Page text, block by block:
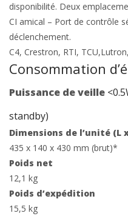
disponibilité. Deux
CI amical – Port de contrôle
déclenchement.
C4, Crestron, RTI,
Consommation
Puissance de veille
standby)
Dimensions de l’unité (L
435 x 140 x 430 mm (brut)*
Poids net
12,1 kg
Poids d’expédition
15,5 kg